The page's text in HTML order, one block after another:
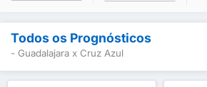
Todos os Prognósticos
- Guadalajara x Cruz Azul